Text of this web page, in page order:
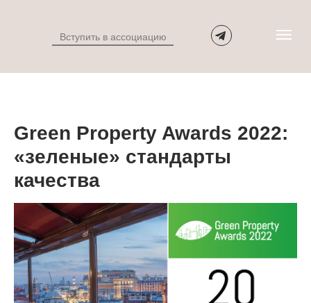
Вступить в ассоциацию
Green Property Awards 2022:
«зеленые» стандарты
качества